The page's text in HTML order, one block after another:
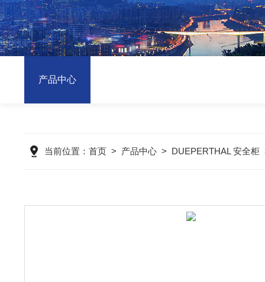
产品中心
当前位置： 首页> 产品中心> DUEPERTHAL 安全柜